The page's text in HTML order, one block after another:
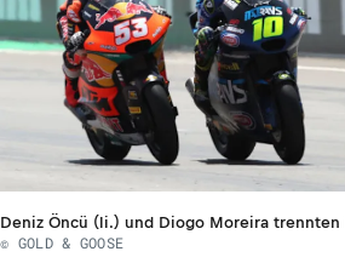
Deniz Öncü (li.) und Diogo Moreira trennten
© GOLD & GOOSE